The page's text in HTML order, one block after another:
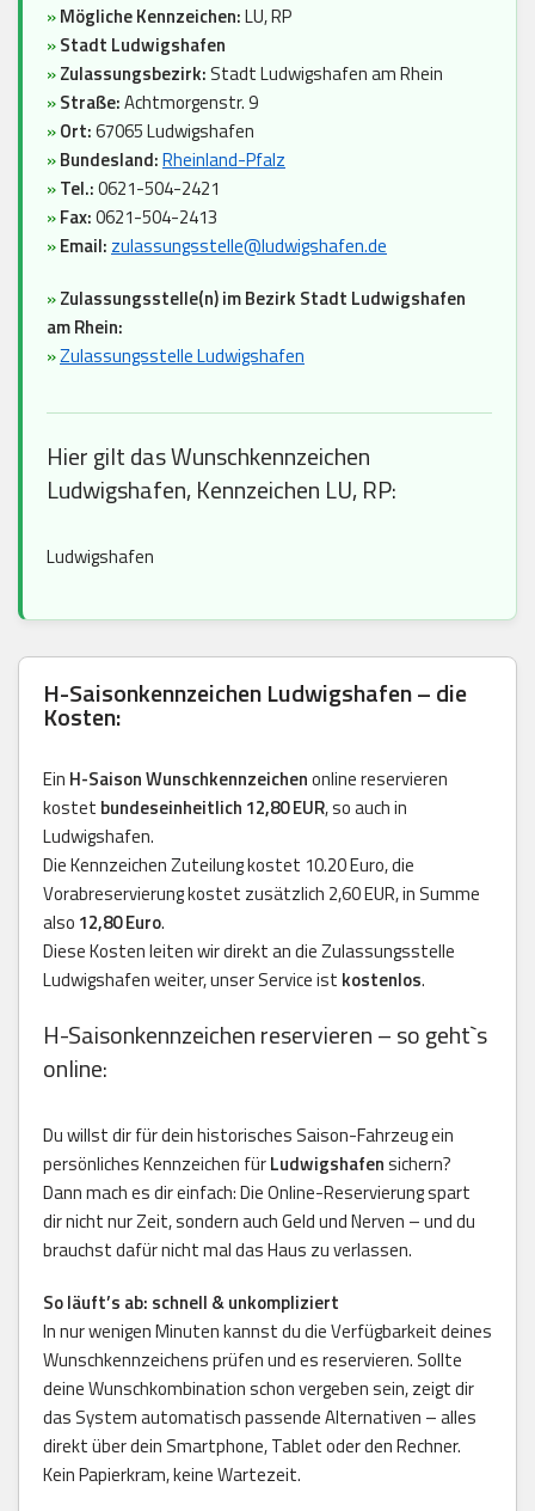
»Mögliche Kennzeichen:LU, RP
»Stadt Ludwigshafen
»Zulassungsbezirk: Stadt Ludwigshafen am Rhein
»Straße:Achtmorgenstr. 9
»Ort:67065 Ludwigshafen
»Bundesland:Rheinland-Pfalz
»Tel.:0621-504-2421
»Fax:0621-504-2413
»Email: zulassungsstelle@ludwigshafen.de
»Zulassungsstelle(n) im Bezirk Stadt Ludwigshafen
am Rhein:
»Zulassungsstelle Ludwigshafen
Hier gilt das Wunschkennzeichen
Ludwigshafen, Kennzeichen LU, RP:
Ludwigshafen
H-Saisonkennzeichen Ludwigshafen – die
Kosten:
Ein H-Saison Wunschkennzeichenonline reservieren
kostet bundeseinheitlich 12,80 EUR, so auch in
Ludwigshafen.
Die Kennzeichen Zuteilung kostet 10.20 Euro, die
Vorabreservierung kostet zusätzlich 2,60 EUR, in Summe
also 12,80 Euro.
Diese Kosten leiten wir direkt an die Zulassungsstelle
Ludwigshafen weiter, unser Service ist kostenlos.
H-Saisonkennzeichen reservieren – so geht`s
online:
Du willst dir für dein historisches Saison-Fahrzeug ein
persönliches Kennzeichen fürLudwigshafensichern?
Dann mach es dir einfach: Die Online-Reservierung spart
dir nicht nur Zeit, sondern auch Geld und Nerven – und du
brauchst dafür nicht mal das Haus zu verlassen.
So läuft’s ab: schnell & unkompliziert
In nur wenigen Minuten kannst du die Verfügbarkeit deines
Wunschkennzeichens prüfen und es reservieren. Sollte
deine Wunschkombination schon vergeben sein, zeigt dir
das System automatisch passende Alternativen – alles
direkt über dein Smartphone, Tablet oder den Rechner.
Kein Papierkram, keine Wartezeit.